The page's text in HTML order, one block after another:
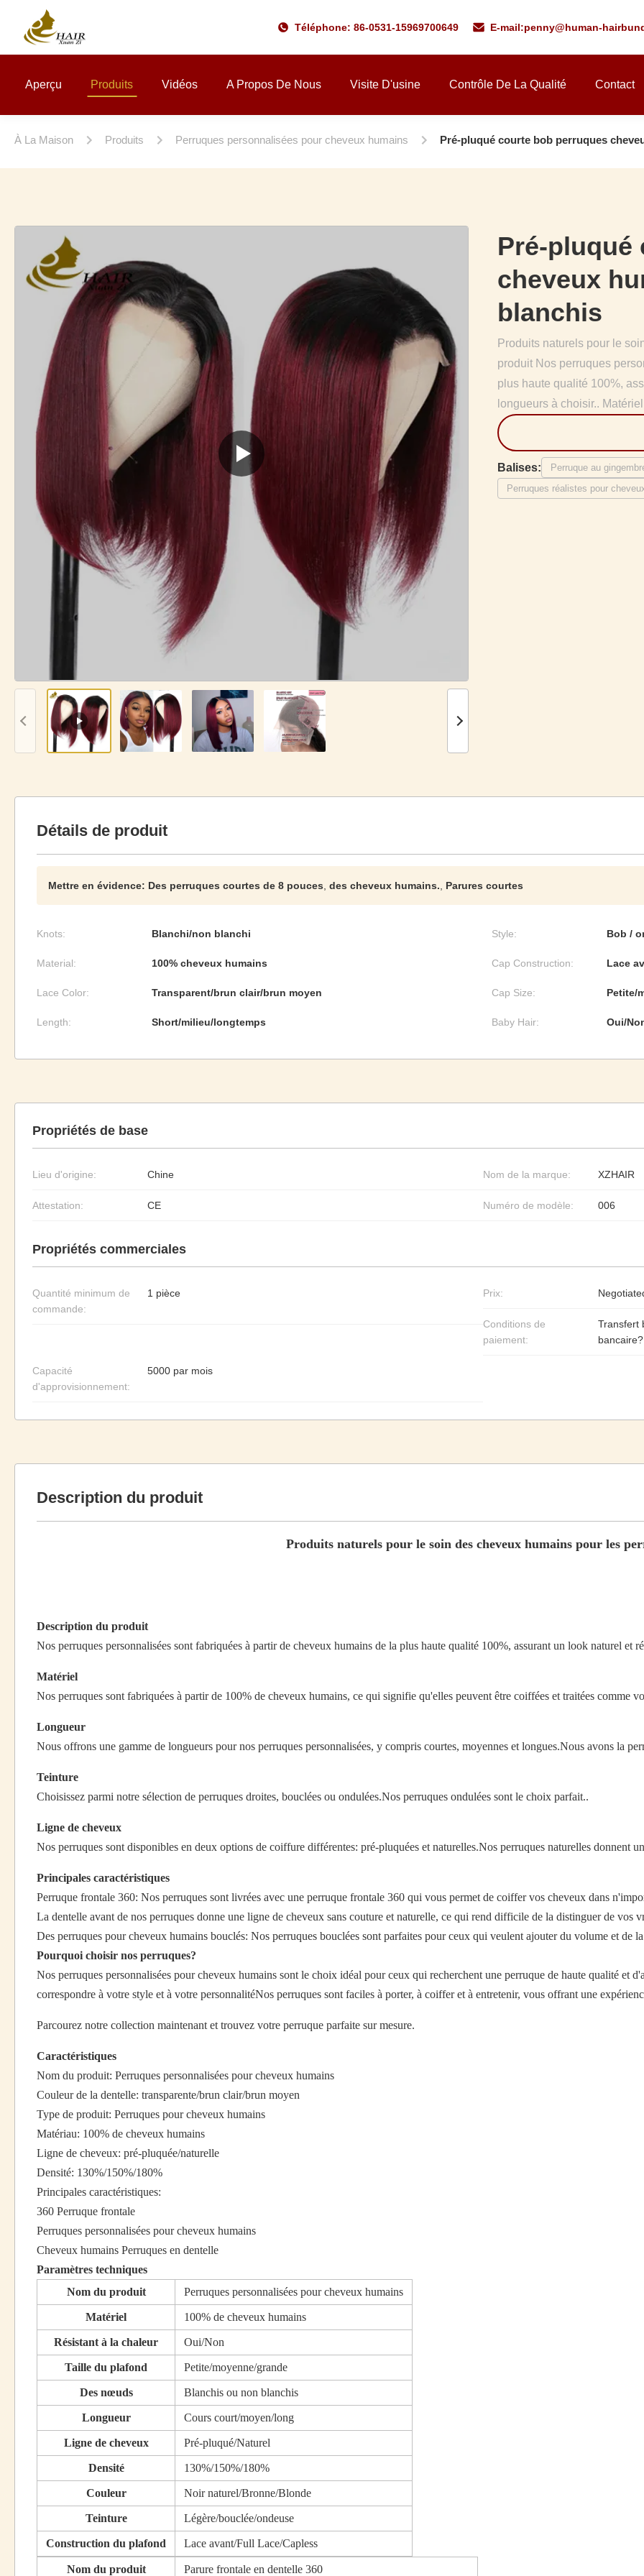
Téléphone: 86-0531-15969700649 E-mail:penny@human-
Aperçu Produits Vidéos A Propos De Nous Visite D'usine Contrôle De La Qualité Contact
À La Maison Produits Perruques personnalisées pour cheveux humains Pré-pluqué courte bob perruques
Pré-pluqué
cheveux
blanchis
Produits naturels pour le
produit Nos perruques
plus haute qualité 100%,
longueurs à choisir..
Balises: Perruque au
Perruques réalistes pour
Détails de produit
Mettre en évidence: Des perruques courtes de 8 pouces des cheveux humains. Parures courtes
Knots: Blanchi/non blanchi Style: Bob /
Material: 100% cheveux humains Cap Construction: Lace
Lace Color: Transparent/brun clair/brun moyen Cap Size: Petite/
Length: Short/milieu/longtemps Baby Hair: Oui/
Propriétés de base
Lieu d'origine: Chine Nom de la marque: XZHAIR
Attestation: CE Numéro de modèle: 006
Propriétés commerciales
Quantité minimum de
commande:
1 pièce Prix:
Conditions de
paiement:
Transfert
bancaire?
Capacité
d'approvisionnement:
5000 par mois
Description du produit
Produits naturels pour le soin des cheveux humains pour les
Description du produit
Nos perruques personnalisées sont fabriquées à partir de cheveux humains de la plus haute qualité 100%, assurant un look naturel et
Matériel
Nos perruques sont fabriquées à partir de 100% de cheveux humains, ce qui signifie qu'elles peuvent être coiffées et traitées comme
Longueur
Nous offrons une gamme de longueurs pour nos perruques personnalisées, y compris courtes, moyennes et longues.Nous avons la
Teinture
Choisissez parmi notre sélection de perruques droites, bouclées ou ondulées.Nos perruques ondulées sont le choix parfait..
Ligne de cheveux
Nos perruques sont disponibles en deux options de coiffure différentes: pré-pluquées et naturelles.Nos perruques naturelles donnent
Principales caractéristiques
Perruque frontale 360: Nos perruques sont livrées avec une perruque frontale 360 qui vous permet de coiffer vos cheveux dans
La dentelle avant de nos perruques donne une ligne de cheveux sans couture et naturelle, ce qui rend difficile de la distinguer de vos
Des perruques pour cheveux humains bouclés: Nos perruques bouclées sont parfaites pour ceux qui veulent ajouter du volume et de
Pourquoi choisir nos perruques?
Nos perruques personnalisées pour cheveux humains sont le choix idéal pour ceux qui recherchent une perruque de haute qualité et
correspondre à votre style et à votre personnalitéNos perruques sont faciles à porter, à coiffer et à entretenir, vous offrant une
Parcourez notre collection maintenant et trouvez votre perruque parfaite sur mesure.
Caractéristiques
Nom du produit: Perruques personnalisées pour cheveux humains
Couleur de la dentelle: transparente/brun clair/brun moyen
Type de produit: Perruques pour cheveux humains
Matériau: 100% de cheveux humains
Ligne de cheveux: pré-pluquée/naturelle
Densité: 130%/150%/180%
Principales caractéristiques:
360 Perruque frontale
Perruques personnalisées pour cheveux humains
Cheveux humains Perruques en dentelle
Paramètres techniques
Nom du produit
Perruques personnalisées pour cheveux humains
Matériel 100% de cheveux humains
Résistant à la chaleur Oui/Non
Taille du plafond Petite/moyenne/grande
Des nœuds Blanchis ou non blanchis
Longueur Cours court/moyen/long
Ligne de cheveux Pré-pluqué/Naturel
Densité 130%/150%/180%
Couleur Noir naturel/Bronne/Blonde
Teinture Légère/bouclée/ondeuse
Construction du plafond Lace avant/Full Lace/Capless
Nom du produit Parure frontale en dentelle 360